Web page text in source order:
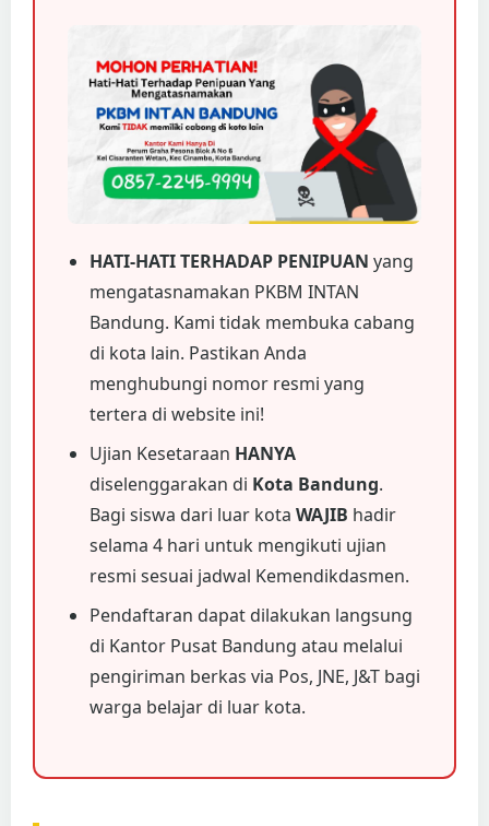
HATI-HATI TERHADAP PENIPUAN yang
mengatasnamakan PKBM INTAN
Bandung. Kami tidak membuka cabang
di kota lain. Pastikan Anda
menghubungi nomor resmi yang
tertera di website ini!
Ujian Kesetaraan HANYA
diselenggarakan di Kota Bandung.
Bagi siswa dari luar kota WAJIB hadir
selama 4 hari untuk mengikuti ujian
resmi sesuai jadwal Kemendikdasmen.
Pendaftaran dapat dilakukan langsung
di Kantor Pusat Bandung atau melalui
pengiriman berkas via Pos, JNE, J&T bagi
warga belajar di luar kota.